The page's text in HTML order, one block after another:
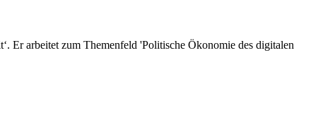
Er arbeitet zum Themenfeld 'Politische Ökonomie des digitalen